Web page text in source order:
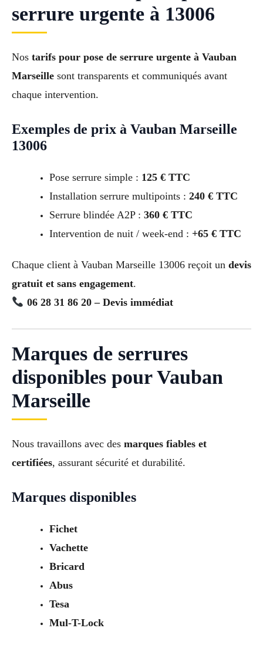
serrure urgente à 13006
Nos tarifs pour pose de serrure urgente à Vauban
Marseille sont transparents et communiqués avant
chaque intervention.
Exemples de prix à Vauban Marseille
13006
Pose serrure simple : 125 € TTC
Installation serrure multipoints : 240 € TTC
Serrure blindée A2P : 360 € TTC
Intervention de nuit / week-end : +65 € TTC
Chaque client à Vauban Marseille 13006 reçoit un devis
gratuit et sans engagement.
06 28 31 86 20 – Devis immédiat
Marques de serrures
disponibles pour Vauban
Marseille
Nous travaillons avec des marques fiables et
certifiées, assurant sécurité et durabilité.
Marques disponibles
Fichet
Vachette
Bricard
Abus
Tesa
Mul-T-Lock